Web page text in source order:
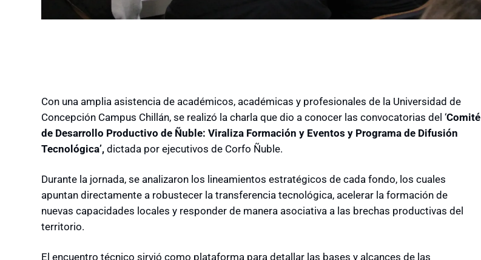
Con una amplia asistencia de académicos, académicas y profesionales de la Universidad de
Concepción Campus Chillán, se realizó la charla que dio a conocer las convocatorias del ‘Comité
de Desarrollo Productivo de Ñuble: Viraliza Formación y Eventos y Programa de Difusión
Tecnológica’, dictada por ejecutivos de Corfo Ñuble.
Durante la jornada, se analizaron los lineamientos estratégicos de cada fondo, los cuales
apuntan directamente a robustecer la transferencia tecnológica, acelerar la formación de
nuevas capacidades locales y responder de manera asociativa a las brechas productivas del
territorio.
El encuentro técnico sirvió como plataforma para detallar las bases y alcances de las